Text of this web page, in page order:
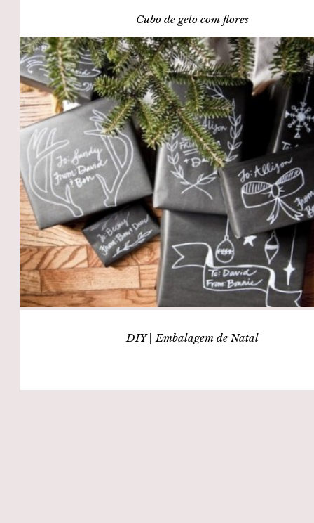
Cubo de gelo com flores
DIY | Embalagem de Natal